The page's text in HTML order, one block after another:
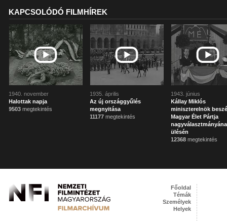
KAPCSOLÓDÓ FILMHÍREK
1940. november
Halottak napja
9503 megtekintés
1935. április
Az új országgyűlés
megnyitása
11177 megtekintés
1943. június
Kállay Miklós
miniszterelnök
Magyar Élet Pártja
ülésén
12368 megtekintés
Főoldal
Témák
Személyek
Helyek